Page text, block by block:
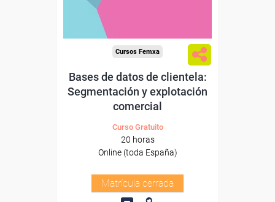
Cursos Femxa
Bases de datos de clientela:
Segmentación y explotación
comercial
Curso Gratuito
20 horas
Online (toda España)
Matrícula cerrada